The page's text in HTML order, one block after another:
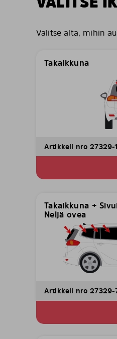
Valitse alta, mihin
Takaikkuna
Artikkeli nro 27329-1
Takaikkuna +
Neljä ovea
Artikkeli nro 27329-